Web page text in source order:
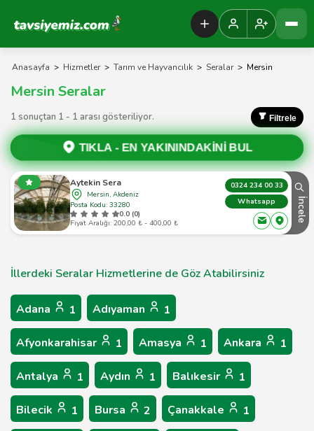
Tavsiyemiz Anasayfa
Anasayfa > Hizmetler > Tarım ve Hayvancılık > Seralar > Mersin
Mersin Seralar
1 sonuçtan 1 - 1 arası gösteriliyor. Filtrele
TIKLA - EN YAKININDAKİNİ BUL
Aytekin Sera
Mersin, Akdeniz
Posta Kodu: 33280
0.0 (0)
Fiyat Aralığı: 200,00 ₺ - 400,00 ₺
0324 234 00 33
Whatsapp
İncele
İllerdeki Seralar Hizmetlerine de Göz Atabilirsiniz
Adana 1 Adıyaman 1
Afyonkarahisar 1 Amasya 1 Ankara 1
Antalya 1 Aydın 1 Balıkesir 1
Bilecik 1 Bursa 2 Çanakkale 1